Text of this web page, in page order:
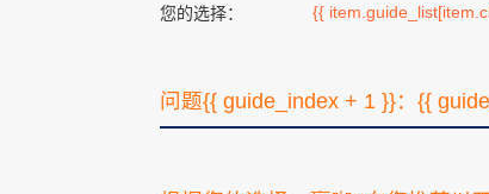
您的选择： {{
问题{{ guide_index + 1 }}：{{